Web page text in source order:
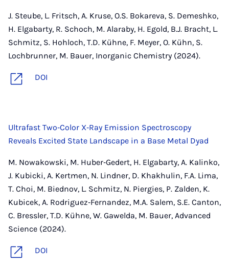
J. Steube, L. Fritsch, A. Kruse, O.S. Bokareva, S. Demeshko,
H. Elgabarty, R. Schoch, M. Alaraby, H. Egold, B.J. Bracht, L.
Schmitz, S. Hohloch, T.D. Kühne, F. Meyer, O. Kühn, S.
Lochbrunner, M. Bauer, Inorganic Chemistry (2024).
DOI
Ultrafast Two‐Color X‐Ray Emission Spectroscopy
Reveals Excited State Landscape in a Base Metal Dyad
M. Nowakowski, M. Huber‐Gedert, H. Elgabarty, A. Kalinko,
J. Kubicki, A. Kertmen, N. Lindner, D. Khakhulin, F.A. Lima,
T. Choi, M. Biednov, L. Schmitz, N. Piergies, P. Zalden, K.
Kubicek, A. Rodriguez‐Fernandez, M.A. Salem, S.E. Canton,
C. Bressler, T.D. Kühne, W. Gawelda, M. Bauer, Advanced
Science (2024).
DOI